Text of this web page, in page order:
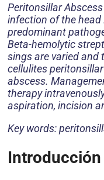
Peritonsillar
infection of the head
predominant
Beta-hemolytic
sings are varied and
cellulites
abscess.
therapy
aspiration, incision
Key words:
Introducción